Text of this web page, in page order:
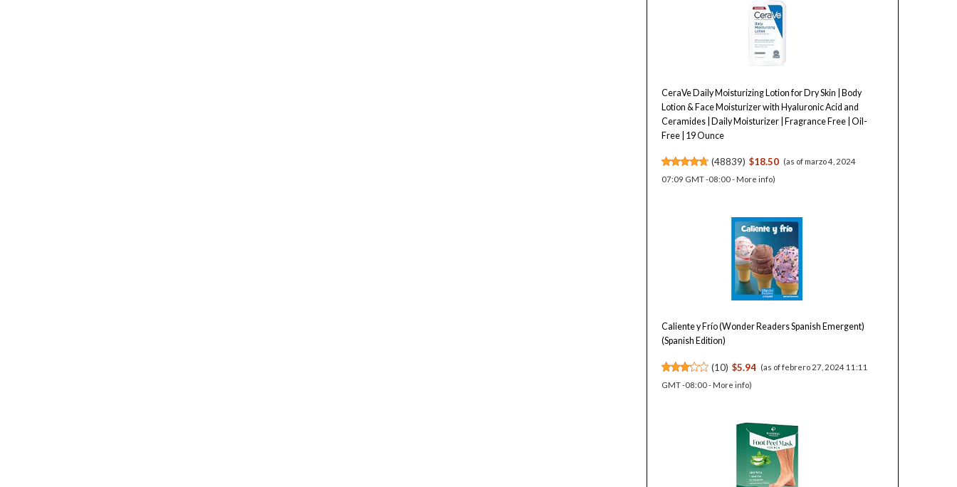
CeraVe Daily Moisturizing Lotion for Dry Skin | Body
Lotion & Face Moisturizer with Hyaluronic Acid and
Ceramides | Daily Moisturizer | Fragrance Free | Oil-
Free | 19 Ounce
(48839) $18.50 (as of marzo 4, 2024
07:09 GMT -08:00 - More info)
Caliente y Frío (Wonder Readers Spanish Emergent)
(Spanish Edition)
(10) $5.94 (as of febrero 27, 2024 11:11
GMT -08:00 - More info)